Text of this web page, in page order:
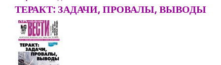
ТЕРАКТ: ЗАДАЧИ, ПРОВАЛЫ, ВЫВОДЫ